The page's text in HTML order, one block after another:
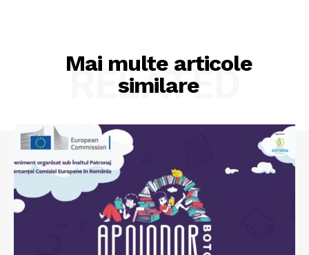
Mai multe articole
similare
RELATED